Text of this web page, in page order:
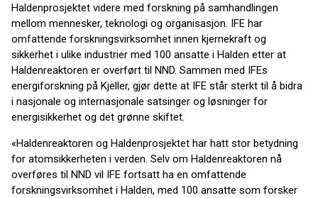
Haldenprosjektet videre med forskning på samhandlingen
mellom mennesker, teknologi og organisasjon. IFE har
omfattende forskningsvirksomhet innen kjernekraft og
sikkerhet i ulike industrier med 100 ansatte i Halden etter at
Haldenreaktoren er overført til NND. Sammen med IFEs
energiforskning på Kjeller, gjør dette at IFE står sterkt til å bidra
i nasjonale og internasjonale satsinger og løsninger for
energisikkerhet og det grønne skiftet.
«Haldenreaktoren og Haldenprosjektet har hatt stor betydning
for atomsikkerheten i verden. Selv om Haldenreaktoren nå
overføres til NND vil IFE fortsatt ha en omfattende
forskningsvirksomhet i Halden, med 100 ansatte som forsker